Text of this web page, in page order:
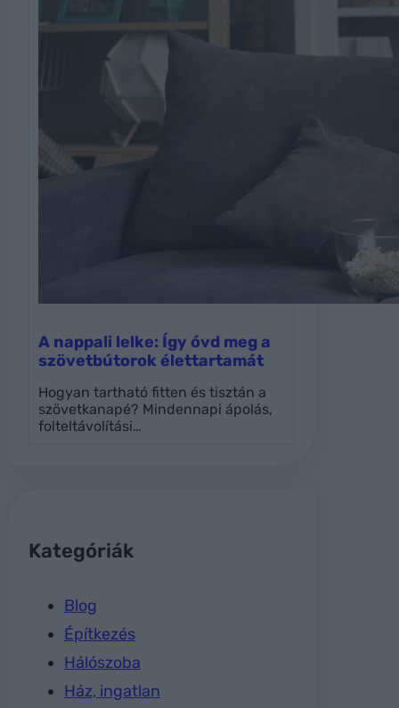
A nappali lelke: Így óvd meg a
szövetbútorok élettartamát
Hogyan tartható fitten és tisztán a
szövetkanapé? Mindennapi ápolás,
folteltávolítási…
Kategóriák
Blog
Építkezés
Hálószoba
Ház, ingatlan